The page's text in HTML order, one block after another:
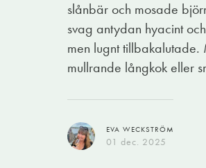
slånbär och mosade
svag antydan hyacint
men lugnt tillbakalutade.
mullrande långkok eller
EVA WECKSTRÖM
01 dec. 2025
Smakprofilen är mjukare och lite
vinbär, mörka plommon, viol och
fin högrev med goda tillbehör
ROBERT MONTGOMERIE